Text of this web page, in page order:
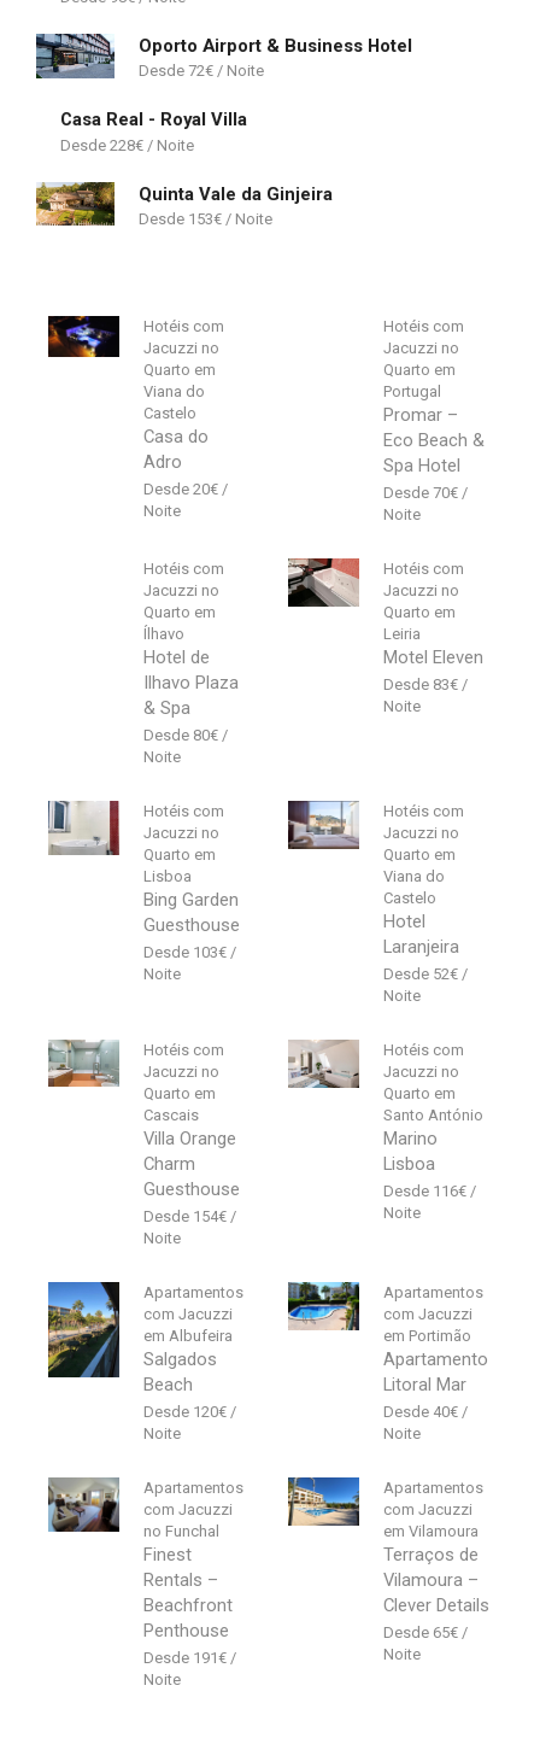
Oporto Airport & Business Hotel
72€
Casa Real - Royal Villa
228€
Quinta Vale da Ginjeira
153€
Hotéis com
Jacuzzi no
Quarto em
Viana do
Castelo
Casa do
Adro
20€
Hotéis com
Jacuzzi no
Quarto em
Portugal
Promar –
Eco Beach &
Spa Hotel
70€
Hotéis com
Jacuzzi no
Quarto em
Ílhavo
Hotel de
Ilhavo Plaza
& Spa
80€
Hotéis com
Jacuzzi no
Quarto em
Leiria
Motel Eleven
83€
Hotéis com
Jacuzzi no
Quarto em
Lisboa
Bing Garden
Guesthouse
103€
Hotéis com
Jacuzzi no
Quarto em
Viana do
Castelo
Hotel
Laranjeira
52€
Hotéis com
Jacuzzi no
Quarto em
Cascais
Villa Orange
Charm
Guesthouse
154€
Hotéis com
Jacuzzi no
Quarto em
Santo António
Marino
Lisboa
116€
Apartamentos
com Jacuzzi
em Albufeira
Salgados
Beach
120€
Apartamentos
com Jacuzzi
em Portimão
Apartamento
Litoral Mar
40€
Apartamentos
com Jacuzzi
no Funchal
Finest
Rentals –
Beachfront
Penthouse
191€
Apartamentos
com Jacuzzi
em Vilamoura
Terraços de
Vilamoura –
Clever Details
65€